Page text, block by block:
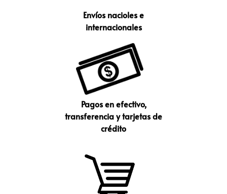
Envíos nacioles e
internacionales
Pagos en efectivo,
transferencia y tarjetas de
crédito